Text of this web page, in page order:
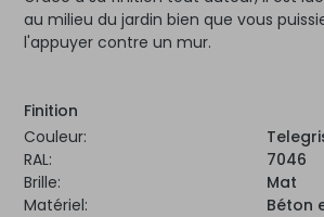
au milieu du jardin bien que vous
l'appuyer contre un mur.
Finition
Couleur:
RAL:
7046
Brille:
Mat
Matériel:
Béton